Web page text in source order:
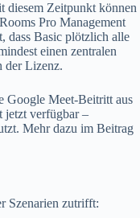
diesem Zeitpunkt können
Pro Management
dass Basic plötzlich alle
einen zentralen
der Lizenz.
Google Meet-Beitritt aus
jetzt verfügbar –
Mehr dazu im Beitrag
Szenarien zutrifft: